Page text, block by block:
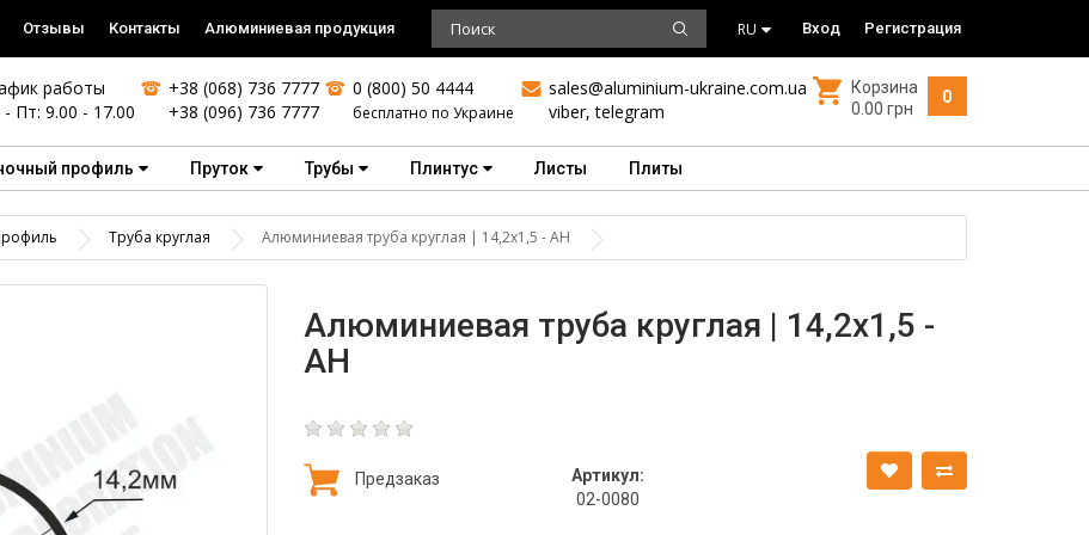
Отзывы Контакты Алюминиевая продукция RU Вход Регистрация
работы
Пт: 9.00 - 17.00
+38 (068) 736 7777
+38 (096) 736 7777
0 (800) 50 4444
бесплатно по Украине
sales@aluminium-ukraine.com.ua
viber,telegram
0
Корзина
0.00 грн
профиль Пруток Трубы Плинтус Листы Плиты
Труба круглая Алюминиевая труба круглая | 14,2х1,5 - АН
Алюминиевая труба круглая | 14,2х1,5 -
АН
Предзаказ
Артикул:
02-0080